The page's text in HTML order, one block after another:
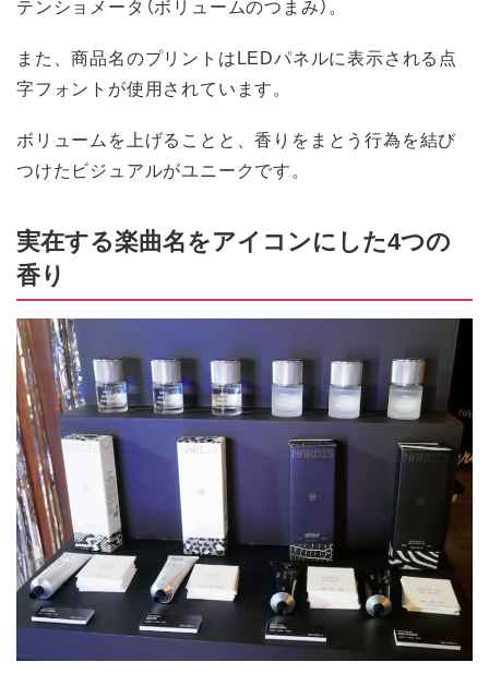
また、商品名のプリントはLEDパネルに表示される点
字フォントが使用されています。
ボリュームを上げることと、香りをまとう行為を結び
つけたビジュアルがユニークです。
実在する楽曲名をアイコンにした4つの
香り